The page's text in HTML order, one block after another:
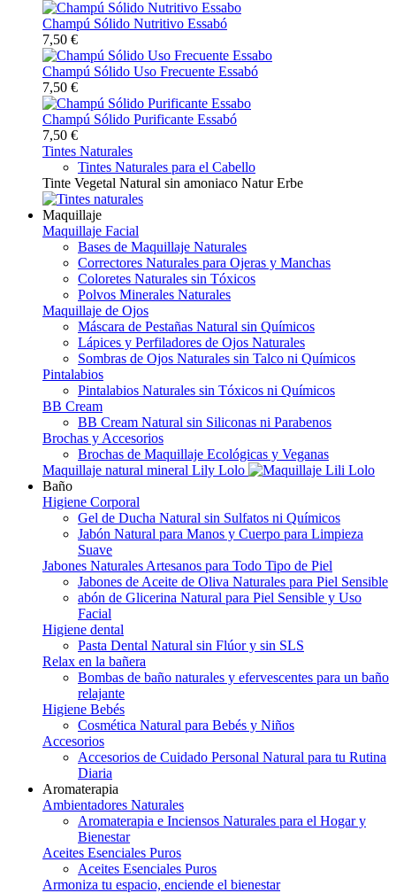
Champú Sólido Nutritivo Essabó
7,50 €
Champú Sólido Uso Frecuente Essabó
7,50 €
Champú Sólido Purificante Essabó
7,50 €
Tintes Naturales
Tintes Naturales para el Cabello
Tinte Vegetal Natural sin amoniaco Natur Erbe
Maquillaje
Maquillaje Facial
Bases de Maquillaje Naturales
Correctores Naturales para Ojeras y Manchas
Coloretes Naturales sin Tóxicos
Polvos Minerales Naturales
Maquillaje de Ojos
Máscara de Pestañas Natural sin Químicos
Lápices y Perfiladores de Ojos Naturales
Sombras de Ojos Naturales sin Talco ni Químicos
Pintalabios
Pintalabios Naturales sin Tóxicos ni Químicos
BB Cream
BB Cream Natural sin Siliconas ni Parabenos
Brochas y Accesorios
Brochas de Maquillaje Ecológicas y Veganas
Maquillaje natural mineral Lily Lolo
Baño
Higiene Corporal
Gel de Ducha Natural sin Sulfatos ni Químicos
Jabón Natural para Manos y Cuerpo para Limpieza
Suave
Jabones Naturales Artesanos para Todo Tipo de Piel
Jabones de Aceite de Oliva Naturales para Piel Sensible
abón de Glicerina Natural para Piel Sensible y Uso
Facial
Higiene dental
Pasta Dental Natural sin Flúor y sin SLS
Relax en la bañera
Bombas de baño naturales y efervescentes para un baño
relajante
Higiene Bebés
Cosmética Natural para Bebés y Niños
Accesorios
Accesorios de Cuidado Personal Natural para tu Rutina
Diaria
Aromaterapia
Ambientadores Naturales
Aromaterapia e Inciensos Naturales para el Hogar y
Bienestar
Aceites Esenciales Puros
Aceites Esenciales Puros
Armoniza tu espacio, enciende el bienestar